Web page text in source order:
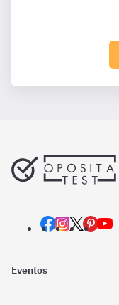
Eventos